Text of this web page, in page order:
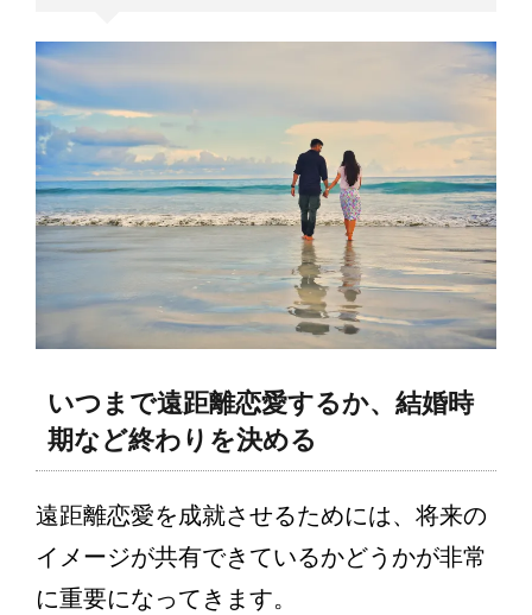
いつまで遠距離恋愛するか、結婚時
期など終わりを決める
遠距離恋愛を成就させるためには、将来の
イメージが共有できているかどうかが非常
に重要になってきます。